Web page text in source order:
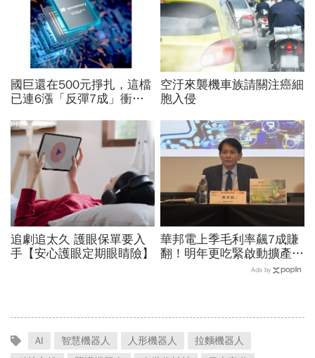
國巨還在500元掙扎，這檔
已連6漲「反彈7成」衝千
還有5成空間
空汙來襲機車族請關注癌細
胞入侵
追劇追太久 護眼保單要入
手【安心護眼定期眼睛險】
PR
華邦電上季毛利率飆7成賺
翻！明年更吃緊啟動擴產、
資本支出估衝千億：黃仁勳
Ads by
AI 智慧機器人 人形機器人
拉麵機器人